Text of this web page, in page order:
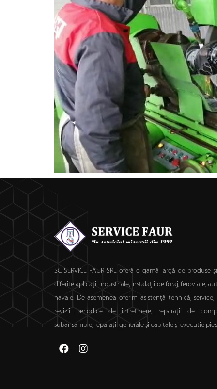
SC SERVICE FAUR SRL oferă o gamă largă de produse
diferite aplicaţii industriale, instalaţii de foraj, feroviare,
navale. De asemenea oferim asistenţă tehnică, service,
revizii periodice de intretinere, reparaţii de
subansamble, reparaţii generale şi capitale şi executie